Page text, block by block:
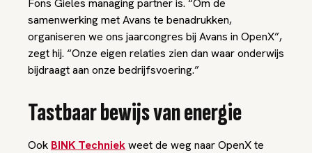
Fons Gieles managing partner is. “Om de
samenwerking met Avans te benadrukken,
organiseren we ons jaarcongres bij Avans in OpenX”,
zegt hij. “Onze eigen relaties zien dan waar onderwijs
bijdraagt aan onze bedrijfsvoering.”
Tastbaar bewijs van energie
Ook BINK Techniekweet de weg naar OpenX te